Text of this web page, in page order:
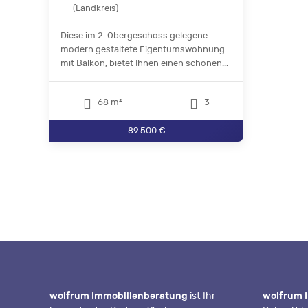
(Landkreis)
Diese im 2. Obergeschoss gelegene
modern gestaltete Eigentumswohnung
mit Balkon, bietet Ihnen einen schönen...
68 m² 3
89.500 €
wolfrum Immobilienberatung ist Ihr
wolfrum